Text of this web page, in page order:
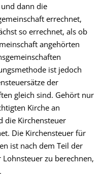
dann die
errechnet,
so errechnet, als ob
angehörten
ist jedoch
der
gleich sind. Gehört nur
Kirche an
die Kirchensteuer
Die Kirchensteuer für
ist nach dem Teil der
zu berechnen,